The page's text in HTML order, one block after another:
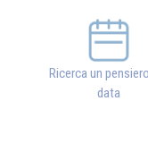
Ricerca un
data